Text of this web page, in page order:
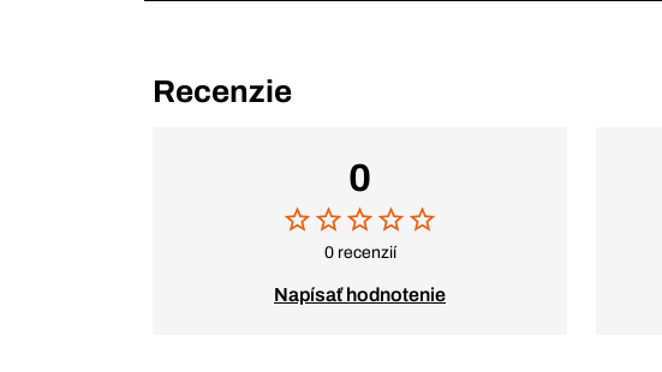
Recenzie
0
0 recenzií
Napísať hodnotenie